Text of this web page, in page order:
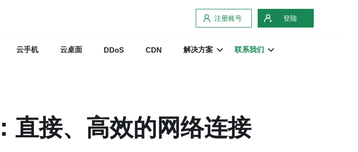
注册账号 登陆
云手机 云桌面 DDoS CDN 解决方案 联系我们
直接、高效的网络连接